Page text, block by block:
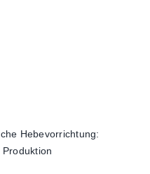
Hebevorrichtung: